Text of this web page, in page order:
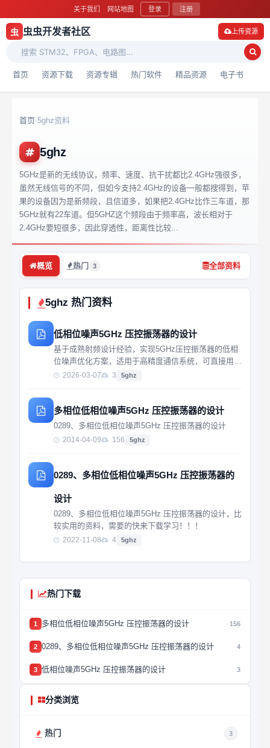
关于我们 网站地图 登录 注册
虫 虫虫开发者社区
首页 资源下载 资源专辑 热门软件 精品资源 电子书
上传资源
首页›5ghz资料
5ghz
5GHz是新的无线协议，频率、速度、抗干扰都比2.4GHz强很多，
虽然无线信号的不同，但如今支持2.4GHz的设备一般都搜得到，苹
果的设备因为是新频段，且信道多，如果把2.4GHz比作三车道，那
5GHz就有22车道。但5GHZ这个频段由于频率高，波长相对于
2.4GHz要短很多，因此穿透性，距离性比较...
概览 热门 3 全部资料
5ghz 热门资料
低相位噪声5GHz 压控振荡器的设计
基于成熟射频设计经验，实现5GHz压控振荡器的低相
位噪声优化方案，适用于高精度通信系统，可直接用于
生产环境的电路设计参考。
2026-03-07 3 5ghz
多相位低相位噪声5GHz 压控振荡器的设计
0289、多相位低相位噪声5GHz 压控振荡器的设计
2014-04-09 156 5ghz
0289、多相位低相位噪声5GHz 压控振荡器的
设计
0289、多相位低相位噪声5GHz 压控振荡器的设计，比
较实用的资料，需要的快来下载学习！！！
2022-11-08 4 5ghz
热门下载
1 多相位低相位噪声5GHz 压控振荡器的设计 156
2 0289、多相位低相位噪声5GHz 压控振荡器的设计 4
3 低相位噪声5GHz 压控振荡器的设计 3
分类浏览
热门 3